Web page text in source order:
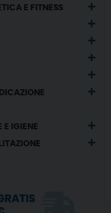
E FITNESS
E IGIENE